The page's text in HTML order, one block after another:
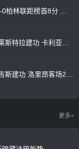
更多>